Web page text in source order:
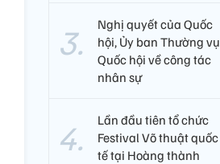
Nghị quyết của Quốc
hội, Ủy ban Thường vụ
Quốc hội về công tác
nhân sự
Lần đầu tiên tổ chức
Festival Võ thuật quốc
tế tại Hoàng thành